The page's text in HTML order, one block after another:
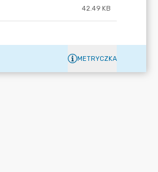
42.49 KB
METRYCZKA